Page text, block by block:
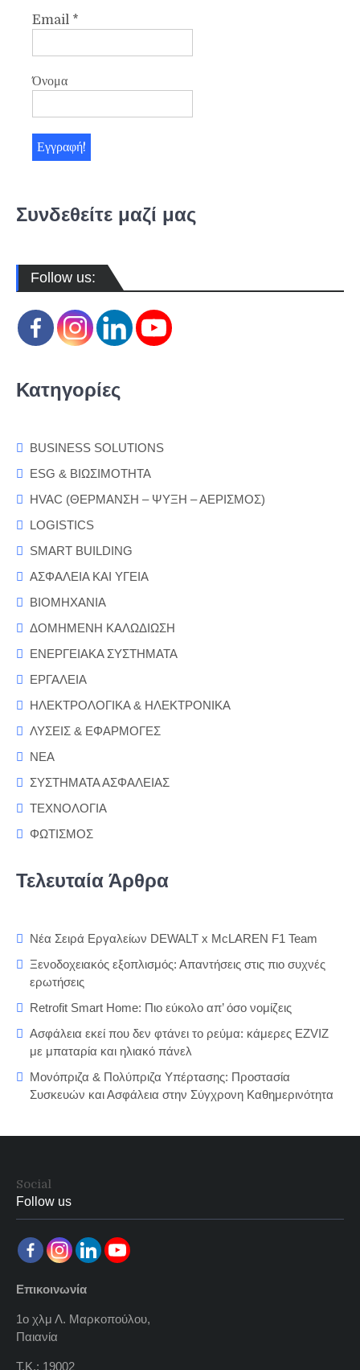
Email *
Όνομα
Συνδεθείτε μαζί μας
Follow us:
Κατηγορίες
BUSINESS SOLUTIONS
ESG & ΒΙΩΣΙΜΟΤΗΤΑ
HVAC (ΘΕΡΜΑΝΣΗ – ΨΥΞΗ – ΑΕΡΙΣΜΟΣ)
LOGISTICS
SMART BUILDING
ΑΣΦΑΛΕΙΑ ΚΑΙ ΥΓΕΙΑ
ΒΙΟΜΗΧΑΝΙΑ
ΔΟΜΗΜΕΝΗ ΚΑΛΩΔΙΩΣΗ
ΕΝΕΡΓΕΙΑΚΑ ΣΥΣΤΗΜΑΤΑ
ΕΡΓΑΛΕΙΑ
ΗΛΕΚΤΡΟΛΟΓΙΚΑ & ΗΛΕΚΤΡΟΝΙΚΑ
ΛΥΣΕΙΣ & ΕΦΑΡΜΟΓΕΣ
ΝΕΑ
ΣΥΣΤΗΜΑΤΑ ΑΣΦΑΛΕΙΑΣ
ΤΕΧΝΟΛΟΓΙΑ
ΦΩΤΙΣΜΟΣ
Τελευταία Άρθρα
Νέα Σειρά Εργαλείων DEWALT x McLAREN F1 Team
Ξενοδοχειακός εξοπλισμός: Απαντήσεις στις πιο συχνές
ερωτήσεις
Retrofit Smart Home: Πιο εύκολο απ’ όσο νομίζεις
Ασφάλεια εκεί που δεν φτάνει το ρεύμα: κάμερες EZVIZ
με μπαταρία και ηλιακό πάνελ
Μονόπριζα & Πολύπριζα Υπέρτασης: Προστασία
Συσκευών και Ασφάλεια στην Σύγχρονη Καθημερινότητα
Social
Follow us
Επικοινωνία
1ο χλμ Λ. Μαρκοπούλου,
Παιανία
Τ.Κ.: 19002